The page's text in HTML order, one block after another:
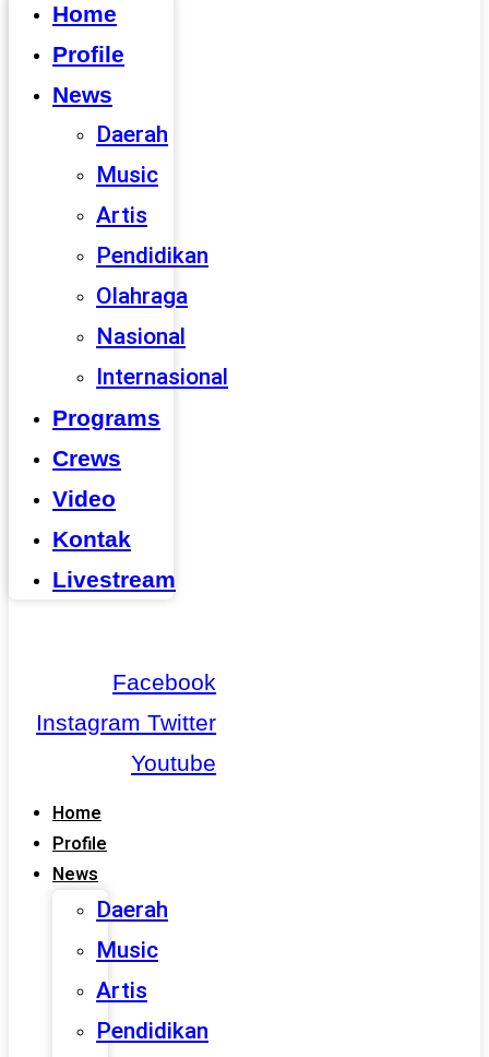
Home
Profile
News
Daerah
Music
Artis
Pendidikan
Olahraga
Nasional
Internasional
Programs
Crews
Video
Kontak
Livestream
Facebook
Instagram Twitter
Youtube
Home
Profile
News
Daerah
Music
Artis
Pendidikan